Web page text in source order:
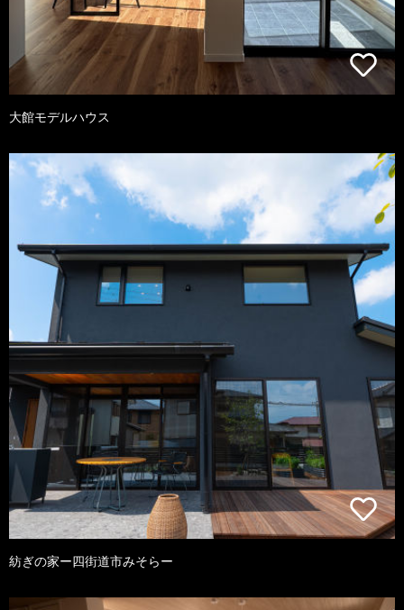
大館モデルハウス
紡ぎの家ー四街道市みそらー